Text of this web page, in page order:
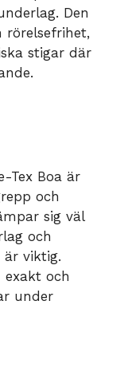
Den
rörelsefrihet,
stigar där
Tex Boa är
och
sig väl
och
viktig.
exakt och
under